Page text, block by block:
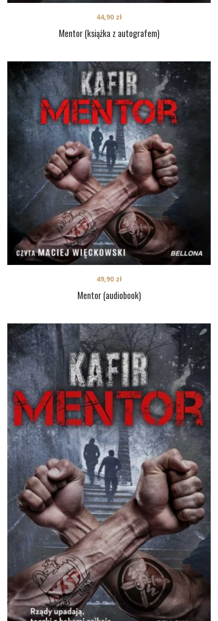
Mentor (książka z autografem)
44,90 zł
Mentor (audiobook)
49,90 zł